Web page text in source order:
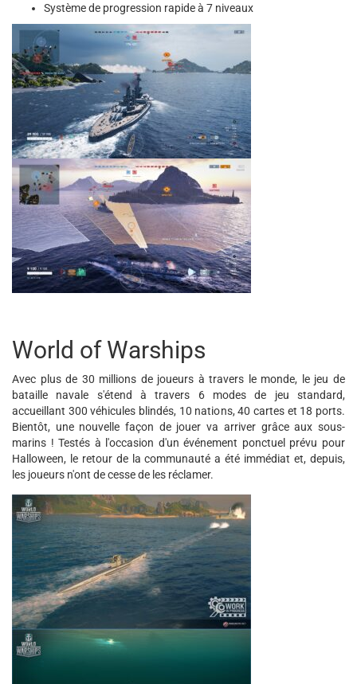
Système de progression rapide à 7 niveaux
World of Warships
Avec plus de 30 millions de joueurs à travers le monde, le jeu de
bataille navale s'étend à travers 6 modes de jeu standard,
accueillant 300 véhicules blindés, 10 nations, 40 cartes et 18 ports.
Bientôt, une nouvelle façon de jouer va arriver grâce aux sous-
marins ! Testés à l'occasion d'un événement ponctuel prévu pour
Halloween, le retour de la communauté a été immédiat et, depuis,
les joueurs n'ont de cesse de les réclamer.